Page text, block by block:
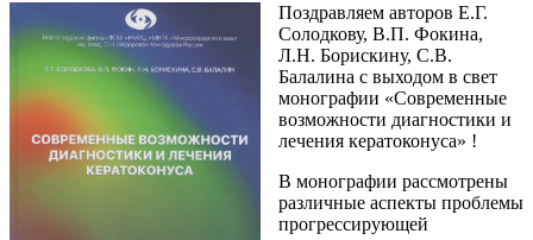
Поздравляем авторов Е.Г.
Солодкову, В.П. Фокина,
Л.Н. Борискину, С.В.
Балалина с выходом в свет
монографии «Современные
возможности диагностики и
лечения кератоконуса» !
В монографии рассмотрены
различные аспекты проблемы
прогрессирующей